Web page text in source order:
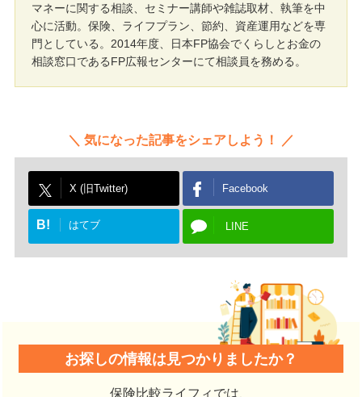
マネーに関する相談、セミナー講師や雑誌取材、執筆を中
心に活動。保険、ライフプラン、節約、資産運用などを専
門としている。2014年度、日本FP協会でくらしとお金の
相談窓口であるFP広報センターにて相談員を務める。
気になった記事をシェアしよう！
X (旧Twitter) Facebook
B! はてブ LINE
お探しの情報は見つかりましたか？
保険比較ライフィでは、